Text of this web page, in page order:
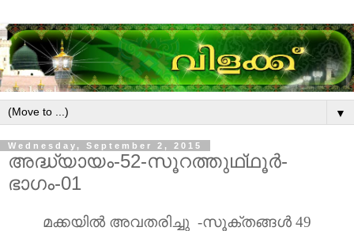
▼
Wednesday, September 2, 2015
അദ്ധ്യായം-52-സൂറത്തുഥ്ഥൂർ-
ഭാഗം-01
മക്കയിൽ അവതരിച്ചു -സൂക്തങ്ങൾ 49